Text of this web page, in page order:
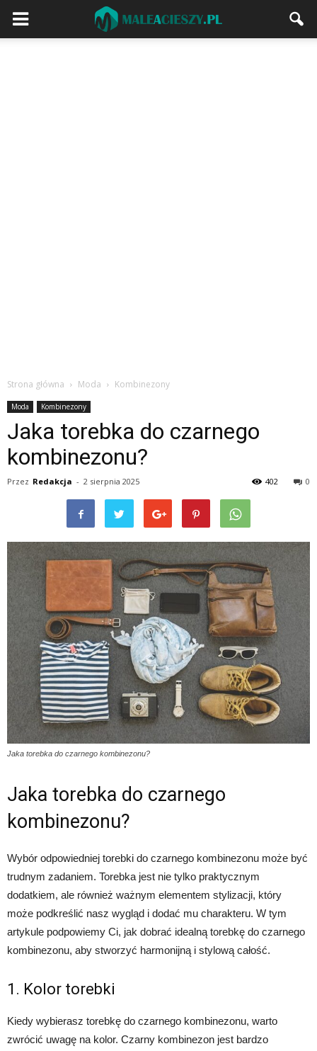
Strona główna Moda Kombinezony
Moda Kombinezony
Jaka torebka do czarnego
kombinezonu?
Przez Redakcja - 2 sierpnia 2025 0
402
Jaka torebka do czarnego kombinezonu?
Jaka torebka do czarnego
kombinezonu?
Wybór odpowiedniej torebki do czarnego kombinezonu może być
trudnym zadaniem. Torebka jest nie tylko praktycznym
dodatkiem, ale również ważnym elementem stylizacji, który
może podkreślić nasz wygląd i dodać mu charakteru. W tym
artykule podpowiemy Ci, jak dobrać idealną torebkę do czarnego
kombinezonu, aby stworzyć harmonijną i stylową całość.
1. Kolor torebki
Kiedy wybierasz torebkę do czarnego kombinezonu, warto
zwrócić uwagę na kolor. Czarny kombinezon jest bardzo